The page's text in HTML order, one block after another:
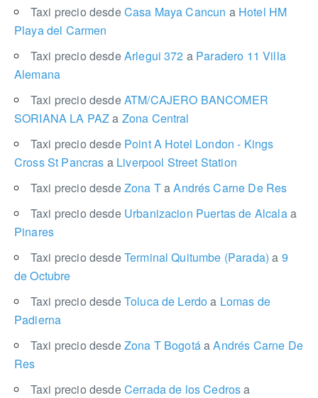
Taxi precio desdeCasa Maya Cancun aHotel HM
Playa del Carmen
Taxi precio desdeArlegui 372 aParadero 11 Villa
Alemana
Taxi precio desdeATM/CAJERO BANCOMER
SORIANA LA PAZa Zona Central
Taxi precio desde Point A Hotel London - Kings
Cross St Pancras aLiverpool Street Station
Taxi precio desdeZona TaAndrés Carne De Res
Taxi precio desde Urbanizacion Puertas de Alcalaa
Pinares
Taxi precio desdeTerminal Quitumbe (Parada)a 9
de Octubre
Taxi precio desdeToluca de Lerdoa Lomas de
Padierna
Taxi precio desdeZona T BogotáaAndrés Carne De
Res
Taxi precio desdeCerrada de los Cedrosa